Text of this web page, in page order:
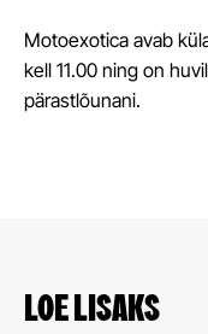
Motoexotica avab
kell 11.00 ning on
pärastlõunani.
LOE LISAKS